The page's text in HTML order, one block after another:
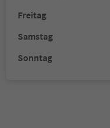
Freitag
Samstag
Sonntag